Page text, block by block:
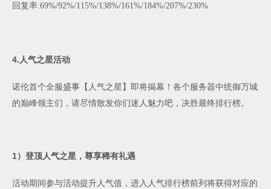
回复率:69%/92%/115%/138%/161%/184%/207%/230%
4. 人气之星活动
诺伦首个全服盛事【人气之星】即将揭幕！各个服务器中统御万城
的巅峰领主们，请尽情散发你们迷人魅力吧，决胜最终排行榜。
1）登顶人气之星，尊享稀有礼遇
活动期间参与活动提升人气值，进入人气排行榜前列将获得对应的